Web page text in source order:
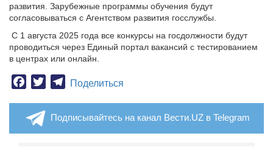
развития. Зарубежные программы обучения будут
согласовываться с Агентством развития госслужбы.
С 1 августа 2025 года все конкурсы на госдолжности будут
проводиться через Единый портал вакансий с тестированием
в центрах или онлайн.
Facebook
TwitterTelegram
Поделиться
Подписывайтесь на канал Вести.UZ в Telegram